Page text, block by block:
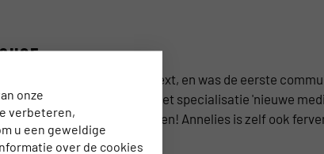
wieg gestaan van TravelNext, en was de eerste
studie Communicatie met specialisatie 'nieuwe
marketing en reizen samen! Annelies is zelf ook
Gent.
onze
verbeteren,
u een geweldige
over de cookies